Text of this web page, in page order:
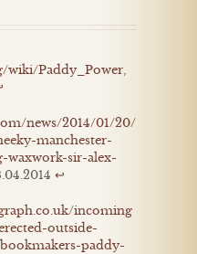
wiki/Paddy_Power,
news/2014/01/20/
manchester-
waxwork-sir-alex-
↩
incoming
outside-
paddy-